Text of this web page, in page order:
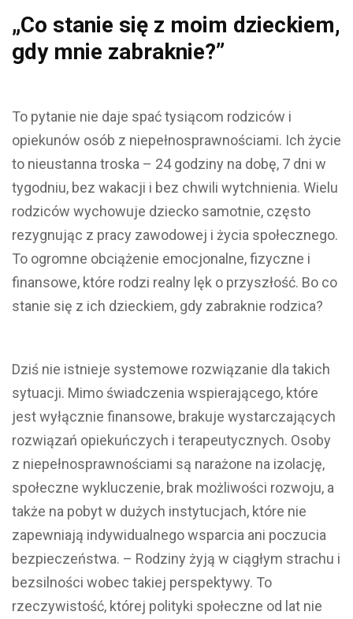
„Co stanie się z moim dzieckiem,
gdy mnie zabraknie?”
To pytanie nie daje spać tysiącom rodziców i
opiekunów osób z niepełnosprawnościami. Ich życie
to nieustanna troska – 24 godziny na dobę, 7 dni w
tygodniu, bez wakacji i bez chwili wytchnienia. Wielu
rodziców wychowuje dziecko samotnie, często
rezygnując z pracy zawodowej i życia społecznego.
To ogromne obciążenie emocjonalne, fizyczne i
finansowe, które rodzi realny lęk o przyszłość. Bo co
stanie się z ich dzieckiem, gdy zabraknie rodzica?
Dziś nie istnieje systemowe rozwiązanie dla takich
sytuacji. Mimo świadczenia wspierającego, które
jest wyłącznie finansowe, brakuje wystarczających
rozwiązań opiekuńczych i terapeutycznych. Osoby
z niepełnosprawnościami są narażone na izolację,
społeczne wykluczenie, brak możliwości rozwoju, a
także na pobyt w dużych instytucjach, które nie
zapewniają indywidualnego wsparcia ani poczucia
bezpieczeństwa. – Rodziny żyją w ciągłym strachu i
bezsilności wobec takiej perspektywy. To
rzeczywistość, której polityki społeczne od lat nie